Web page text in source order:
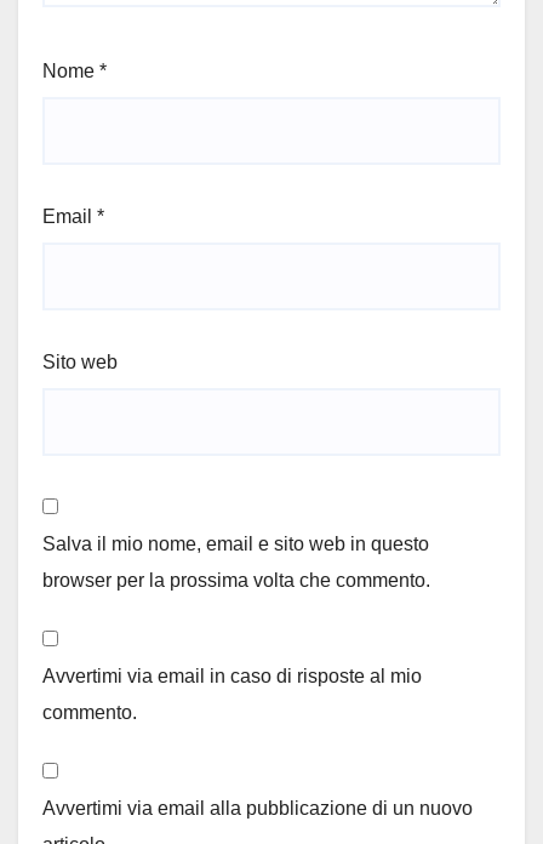
Nome *
Email *
Sito web
Salva il mio nome, email e sito web in questo
browser per la prossima volta che commento.
Avvertimi via email in caso di risposte al mio
commento.
Avvertimi via email alla pubblicazione di un nuovo